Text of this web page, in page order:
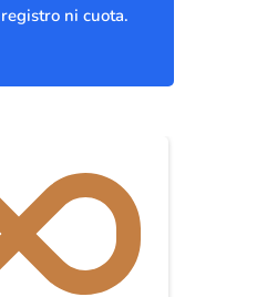
ni cuota.